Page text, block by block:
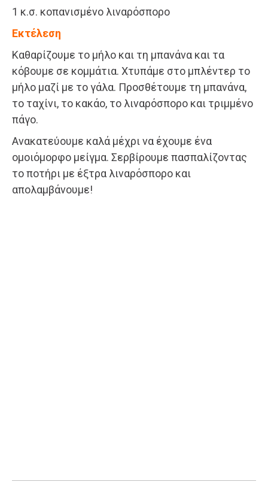
1 κ.σ. κοπανισμένο λιναρόσπορο
Εκτέλεση
Καθαρίζουμε το μήλο και τη μπανάνα και τα
κόβουμε σε κομμάτια. Χτυπάμε στο μπλέντερ το
μήλο μαζί με το γάλα. Προσθέτουμε τη μπανάνα,
το ταχίνι, το κακάο, το λιναρόσπορο και τριμμένο
πάγο.
Ανακατεύουμε καλά μέχρι να έχουμε ένα
ομοιόμορφο μείγμα. Σερβίρουμε πασπαλίζοντας
το ποτήρι με έξτρα λιναρόσπορο και
απολαμβάνουμε​!​